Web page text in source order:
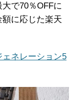
で70％OFFに
に応じた楽天
ェネレーション5